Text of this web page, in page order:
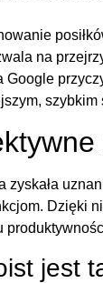
na
Google
szybkim
zyskała
Dzięki
jest